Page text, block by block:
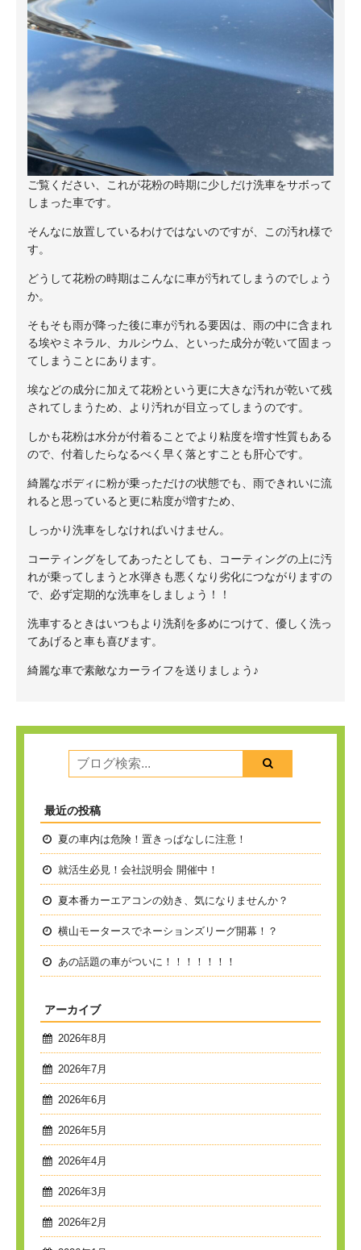
ご覧ください、これが花粉の時期に少しだけ洗車をサボって
しまった車です。
そんなに放置しているわけではないのですが、この汚れ様で
す。
どうして花粉の時期はこんなに車が汚れてしまうのでしょう
か。
そもそも雨が降った後に車が汚れる要因は、雨の中に含まれ
る埃やミネラル、カルシウム、といった成分が乾いて固まっ
てしまうことにあります。
埃などの成分に加えて花粉という更に大きな汚れが乾いて残
されてしまうため、より汚れが目立ってしまうのです。
しかも花粉は水分が付着ることでより粘度を増す性質もある
ので、付着したらなるべく早く落とすことも肝心です。
綺麗なボディに粉が乗っただけの状態でも、雨できれいに流
れると思っていると更に粘度が増すため、
しっかり洗車をしなければいけません。
コーティングをしてあったとしても、コーティングの上に汚
れが乗ってしまうと水弾きも悪くなり劣化につながりますの
で、必ず定期的な洗車をしましょう！！
洗車するときはいつもより洗剤を多めにつけて、優しく洗っ
てあげると車も喜びます。
綺麗な車で素敵なカーライフを送りましょう♪
最近の投稿
夏の車内は危険！置きっぱなしに注意！
就活生必見！会社説明会 開催中！
夏本番カーエアコンの効き、気になりませんか？
横山モータースでネーションズリーグ開幕！？
あの話題の車がついに！！！！！！！
アーカイブ
2026年8月
2026年7月
2026年6月
2026年5月
2026年4月
2026年3月
2026年2月